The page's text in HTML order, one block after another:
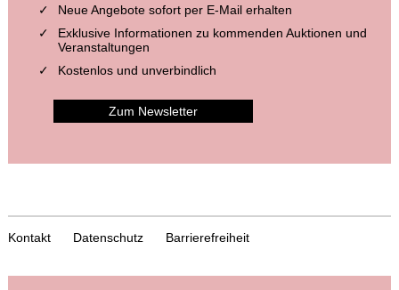
Neue Angebote sofort per E-Mail erhalten
Exklusive Informationen zu kommenden Auktionen und
Veranstaltungen
Kostenlos und unverbindlich
Zum Newsletter
Kontakt Datenschutz Barrierefreiheit